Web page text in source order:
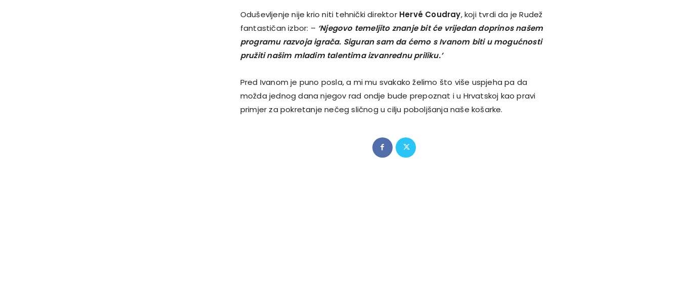
Oduševljenje nije krio niti tehnički direktor Hervé Coudray,koji tvrdi da je Rudež
fantastičan izbor: – ‘Njegovo temeljito znanje bit će vrijedan doprinos našem
programu razvoja igrača. Siguran sam da ćemo s Ivanom biti u mogućnosti
pružiti našim mladim talentima izvanrednu priliku.’
Pred Ivanom je puno posla, a mi mu svakako želimo što više uspjeha pa da
možda jednog dana njegov rad ondje bude prepoznat i u Hrvatskoj kao pravi
primjer za pokretanje nečeg sličnog u cilju poboljšanja naše košarke.